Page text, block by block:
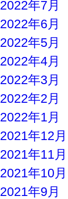
2022年7月
2022年6月
2022年5月
2022年4月
2022年3月
2022年2月
2022年1月
2021年12月
2021年11月
2021年10月
2021年9月